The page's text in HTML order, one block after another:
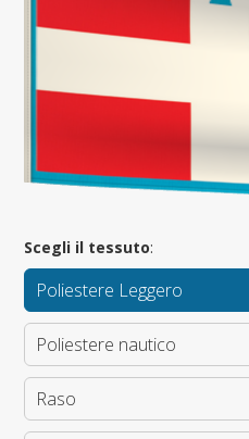
Scegli il tessuto:
Poliestere Leggero
Poliestere nautico
Raso